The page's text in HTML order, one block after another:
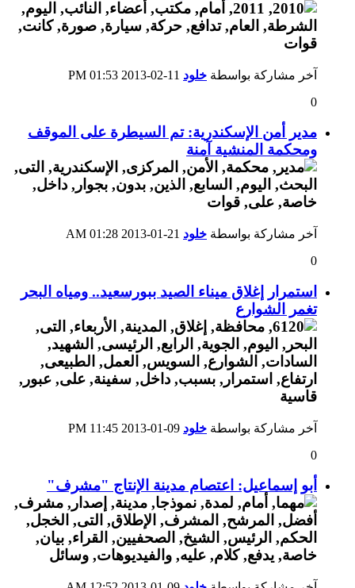
آخر مشاركة بواسطة خلود
01:53 PM
0
مدير أمن الإسكندرية: تم السيطرة على الموقف
ومحكمة المنشية آمنة
آخر مشاركة بواسطة خلود
01:28 AM
0
استمرار إغلاق ميناء الصيد ببورسعيد.. ومياه البحر
تغمر الشوارع
آخر مشاركة بواسطة خلود
11:45 PM
0
أبو إسماعيل: اعتصام مدينة الإنتاج "مشرف"